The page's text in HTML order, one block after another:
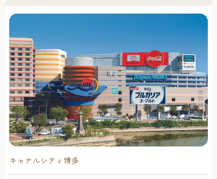
キャナルシティ博多